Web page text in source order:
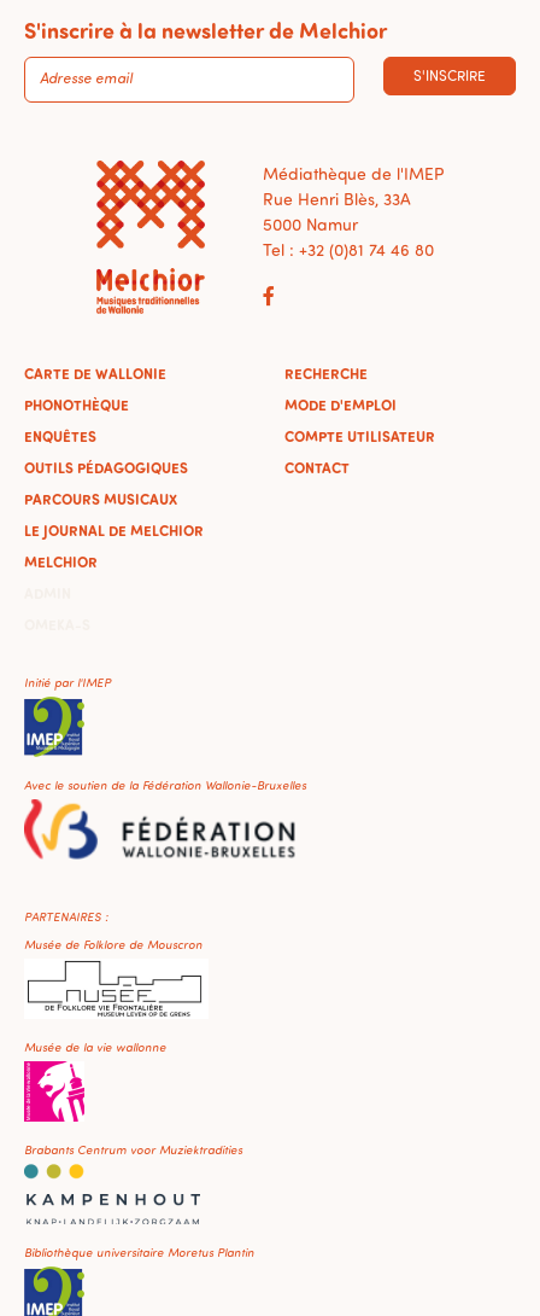
S'inscrire à la newsletter de Melchior
S'INSCRIRE
Médiathèque de l'IMEP
Rue Henri Blès, 33A
5000 Namur
Tel : +32 (0)81 74 46 80
CARTE DE WALLONIE
PHONOTHÈQUE
ENQUÊTES
OUTILS PÉDAGOGIQUES
PARCOURS MUSICAUX
LE JOURNAL DE MELCHIOR
MELCHIOR
RECHERCHE
MODE D'EMPLOI
COMPTE UTILISATEUR
CONTACT
Initié par l'IMEP
Avec le soutien de la Fédération Wallonie-Bruxelles
PARTENAIRES :
Musée de Folklore de Mouscron
Musée de la vie wallonne
Brabants Centrum voor Muziektradities
Bibliothèque universitaire Moretus Plantin